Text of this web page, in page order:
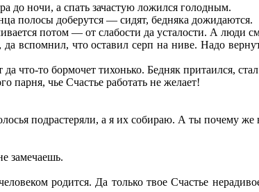
до ночи, а спать зачастую ложился голодным.
полосы доберутся — сидят, бедняка дожидаются.
потом — от слабости да усталости. А люди
вспомнил, что оставил серп на ниве. Надо
что-то бормочет тихонько. Бедняк притаился,
парня, чье Счастье работать не желает!
подрастеряли, а я их собираю. А ты почему же
замечаешь.
родится. Да только твое Счастье